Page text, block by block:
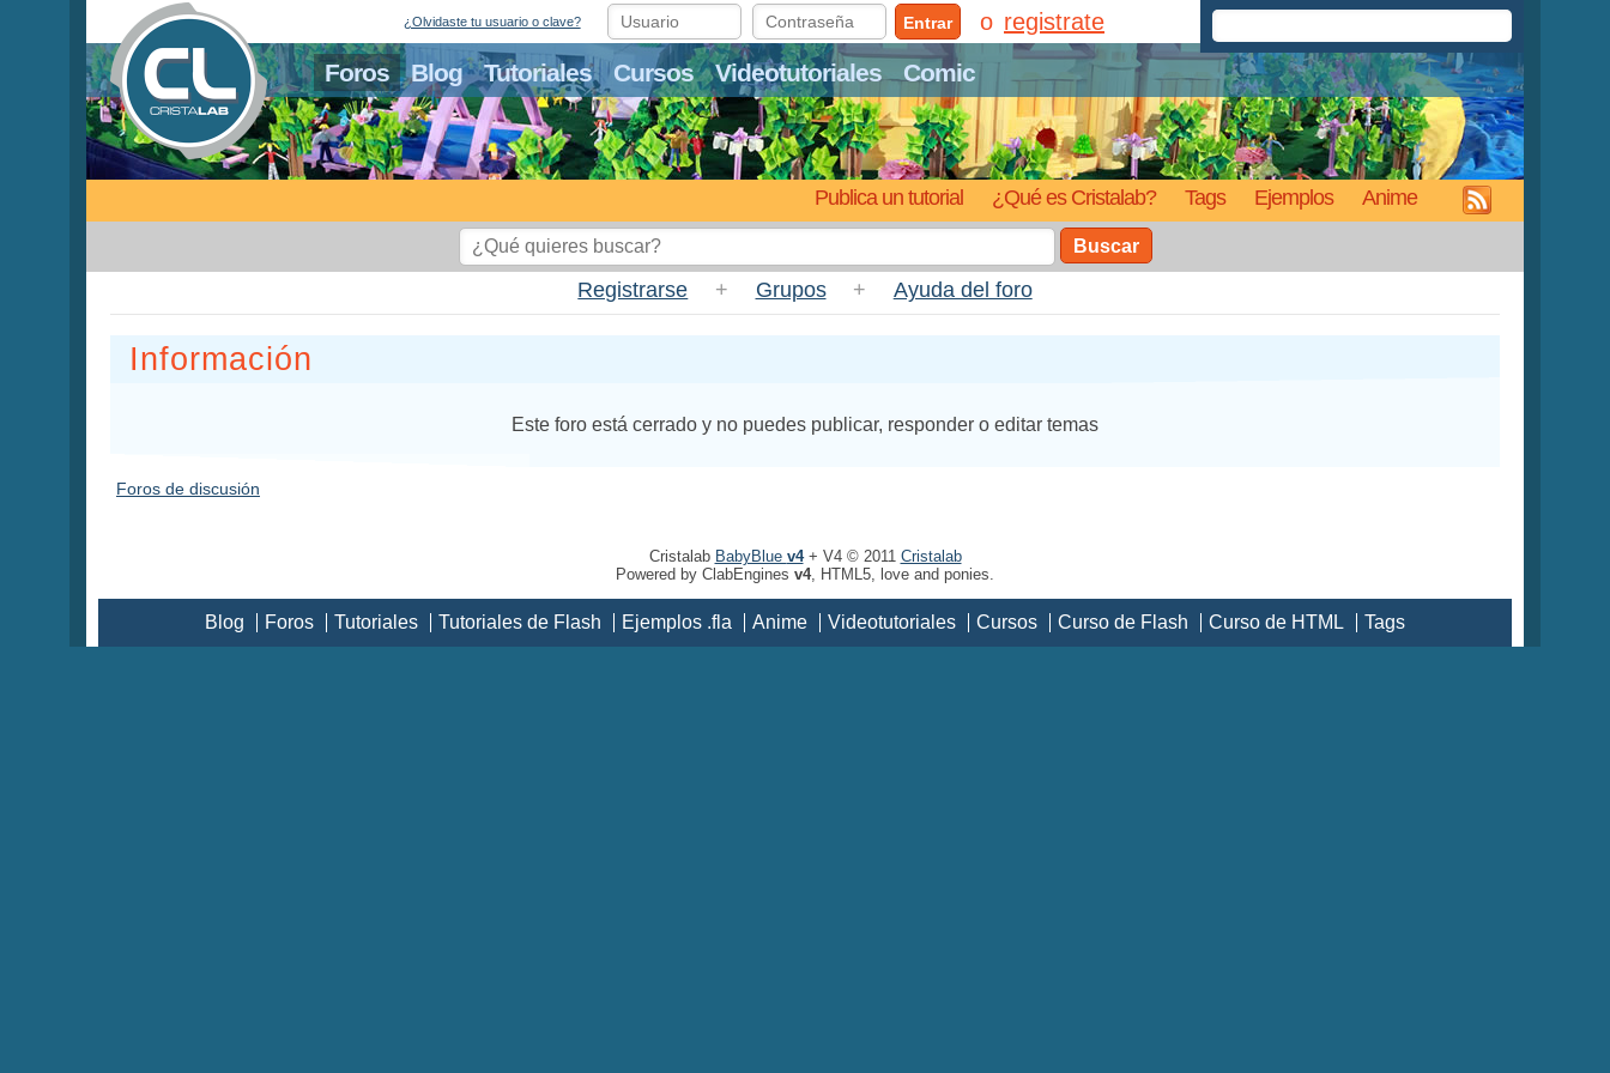
Foros Blog Tutoriales Cursos Videotutoriales Comic
Publica un tutorial ¿Qué es Cristalab? Tags Ejemplos Anime
¿Olvidaste tu usuario o clave? Entrar registrate
Buscar
Registrarse + Grupos + Ayuda del foro
Información
Este foro está cerrado y no puedes publicar, responder o editar temas
Foros de discusión
Cristalab BabyBlue v4+ V4 © 2011 Cristalab
Powered by ClabEngines v4, HTML5, love and ponies.
Blog Foros Tutoriales Tutoriales de Flash Ejemplos .fla Anime Videotutoriales Cursos Curso de Flash Curso de HTML Tags